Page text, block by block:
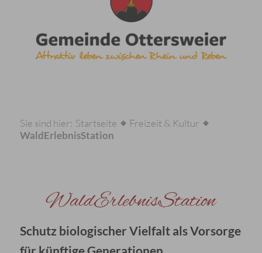
Sie sind hier: Startseite
Freizeit & Kultur
WaldErlebnisStation
WaldErlebnisStation
Schutz biologischer Vielfalt als Vorsorge